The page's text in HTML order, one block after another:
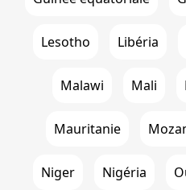
Lesotho Libéria
Malawi Mali
Mauritanie
Niger Nigéria